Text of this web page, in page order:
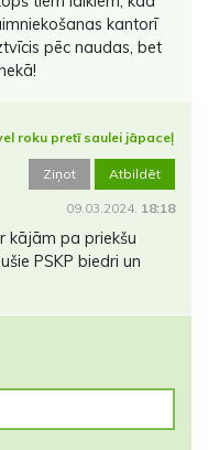
kantorī
pēc naudas, bet
roku pretī saulei jāpaceļ
Ziņot Atbildēt
09.03.2024. 18:18
kājām pa priekšu
PSKP biedri un